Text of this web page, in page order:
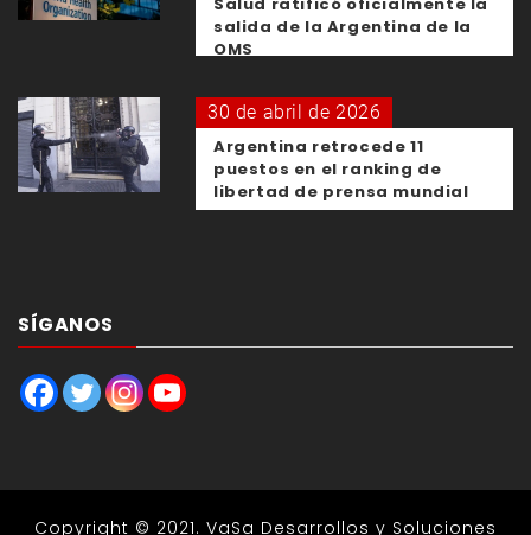
Salud ratificó oficialmente la
salida de la Argentina de la
OMS
30 de abril de 2026
Argentina retrocede 11
puestos en el ranking de
libertad de prensa mundial
SÍGANOS
Copyright © 2021. VaSa Desarrollos y Soluciones